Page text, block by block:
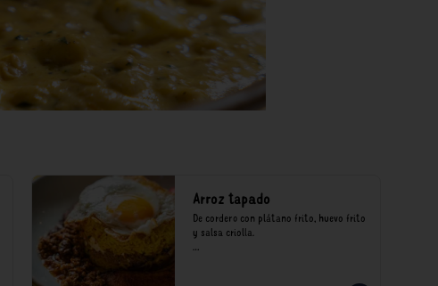
Arroz tapado
De cordero con plátano frito, huevo frito
y salsa criolla.